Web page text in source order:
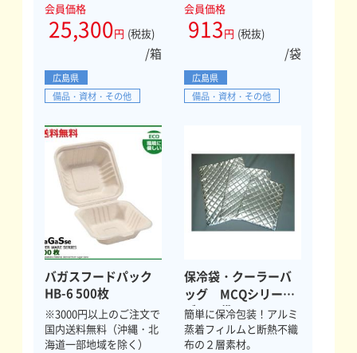
会員価格
25,300円 (税抜)
/箱
広島県
備品・資材・その他
会員価格
913円 (税抜)
/袋
広島県
備品・資材・その他
バガスフードパック
HB-6 500枚
※3000円以上のご注文で
国内送料無料（沖縄・北
海道一部地域を除く）
保冷袋・クーラーバ
ッグ MCQシリー
ズ 平袋 Ｌ
簡単に保冷包装！アルミ
蒸着フィルムと断熱不織
布の２層素材。